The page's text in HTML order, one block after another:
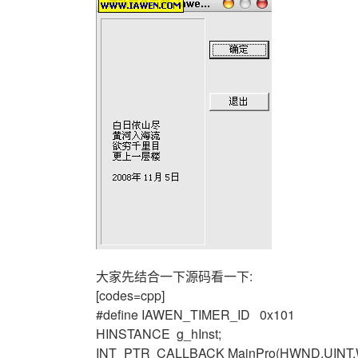
大家先结合一下源码看一下:
[codes=cpp]
#define IAWEN_TIMER_ID 0x101
HINSTANCE g_hInst;
INT_PTR CALLBACK